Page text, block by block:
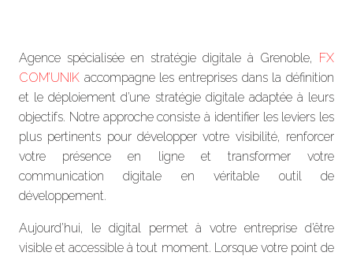
Agence spécialisée en stratégie digitale à Grenoble, FX
COM’UNIK accompagne les entreprises dans la définition
et le déploiement d’une stratégie digitale adaptée à leurs
objectifs. Notre approche consiste à identifier les leviers les
plus pertinents pour développer votre visibilité, renforcer
votre présence en ligne et transformer votre
communication digitale en véritable outil de
développement.
Aujourd’hui, le digital permet à votre entreprise d’être
visible et accessible à tout moment. Lorsque votre point de